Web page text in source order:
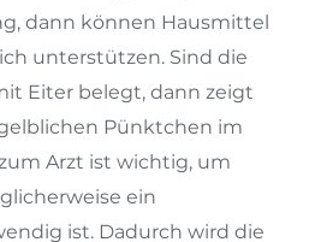
dann können Hausmittel
unterstützen. Sind die
Eiter belegt, dann zeigt
Pünktchen im
Arzt ist wichtig, um
ein
ist. Dadurch wird die